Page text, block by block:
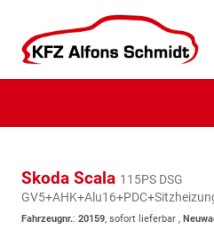
Skoda Scala 115PS DSG
Fahrzeugnr.: 20159, sofort lieferbar ,